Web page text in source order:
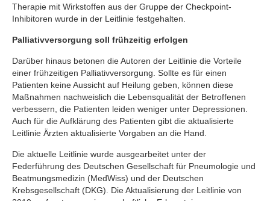
Therapie mit Wirkstoffen aus der Gruppe der Checkpoint-
Inhibitoren wurde in der Leitlinie festgehalten.
Palliativversorgung soll frühzeitig erfolgen
Darüber hinaus betonen die Autoren der Leitlinie die Vorteile
einer frühzeitigen Palliativversorgung. Sollte es für einen
Patienten keine Aussicht auf Heilung geben, können diese
Maßnahmen nachweislich die Lebensqualität der Betroffenen
verbessern, die Patienten leiden weniger unter Depressionen.
Auch für die Aufklärung des Patienten gibt die aktualisierte
Leitlinie Ärzten aktualisierte Vorgaben an die Hand.
Die aktuelle Leitlinie wurde ausgearbeitet unter der
Federführung des Deutschen Gesellschaft für Pneumologie und
Beatmungsmedizin (MedWiss) und der Deutschen
Krebsgesellschaft (DKG). Die Aktualisierung der Leitlinie von